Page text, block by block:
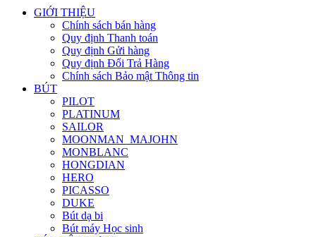
GIỚI THIỆU
Chính sách bán hàng
Quy định Thanh toán
Quy định Gửi hàng
Quy định Đổi Trả Hàng
Chính sách Bảo mật Thông tin
BÚT
PILOT
PLATINUM
SAILOR
MOONMAN_MAJOHN
MONBLANC
HONGDIAN
HERO
PICASSO
DUKE
Bút dạ bi
Bút máy Học sinh